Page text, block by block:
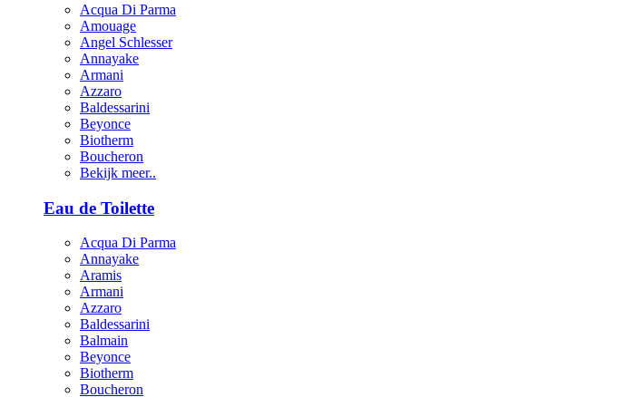
Acqua Di Parma
Amouage
Angel Schlesser
Annayake
Armani
Azzaro
Baldessarini
Beyonce
Biotherm
Boucheron
Bekijk meer..
Eau de Toilette
Acqua Di Parma
Annayake
Aramis
Armani
Azzaro
Baldessarini
Balmain
Beyonce
Biotherm
Boucheron